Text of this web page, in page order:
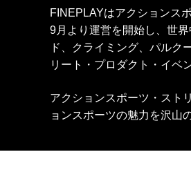
FINEPLAYはアクションス
9月より運営を開始し、世
ド、クライミング、パルク
リート・プロダクト・イベ
アクションスポーツ・スト
ョンスポーツの魅力を沢山